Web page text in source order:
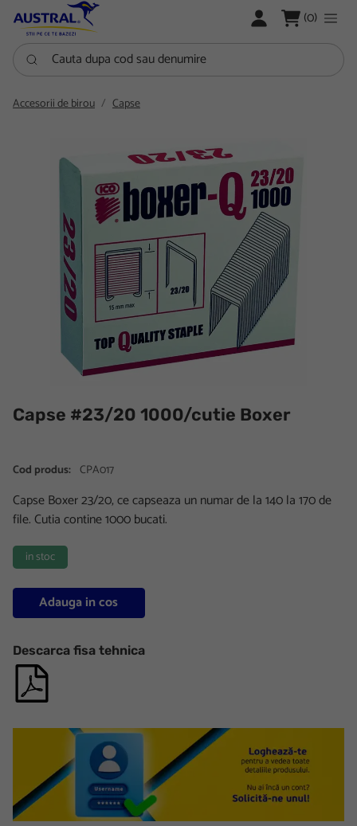
LOGARE (0)
Cauta dupa cod sau denumire
Accesorii de birou Capse
Capse #23/20 1000/cutie Boxer
Cod produs: CPA017
Capse Boxer 23/20, ce capseaza un numar de la 140 la 170 de
file. Cutia contine 1000 bucati.
in stoc
Adauga in cos
Descarca fisa tehnica